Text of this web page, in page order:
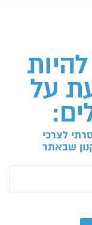
על
לצרכי
שבאתר